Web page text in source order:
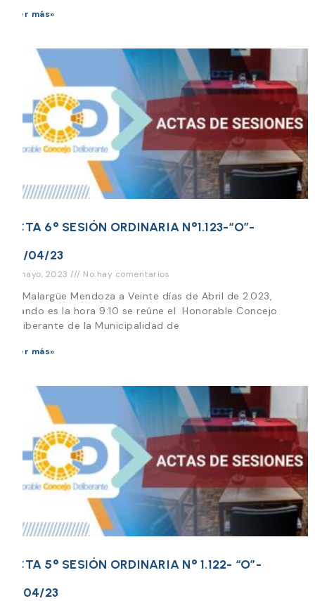
Leer más»
ACTA 6° SESIÓN ORDINARIA N°1.123-“O”-
20/04/23
12 mayo, 2023 No hay comentarios
En Malargüe Mendoza a Veinte días de Abril de 2.023,
cuando es la hora 9:10 se reúne el Honorable Concejo
Deliberante de la Municipalidad de
Leer más»
ACTA 5° SESIÓN ORDINARIA N° 1.122- “O”-
13/04/23